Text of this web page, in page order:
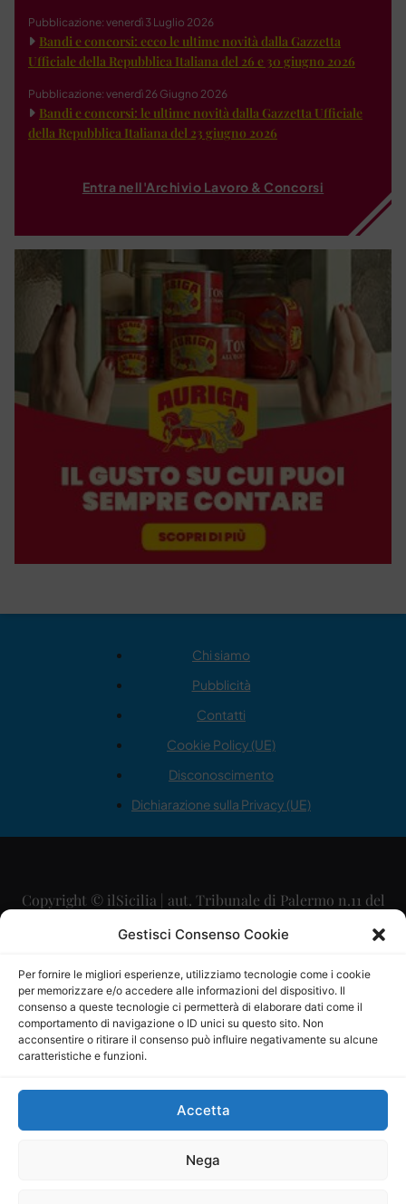
Gestisci Consenso Cookie
Per fornire le migliori esperienze, utilizziamo tecnologie come i cookie
per memorizzare e/o accedere alle informazioni del dispositivo. Il
consenso a queste tecnologie ci permetterà di elaborare dati come il
comportamento di navigazione o ID unici su questo sito. Non
acconsentire o ritirare il consenso può influire negativamente su alcune
caratteristiche e funzioni.
Accetta
Nega
Pubblicazione: venerdì 3 Luglio 2026
Bandi e concorsi: ecco le ultime novità dalla Gazzetta
Ufficiale della Repubblica Italiana del 26 e 30 giugno 2026
Pubblicazione: venerdì 26 Giugno 2026
Bandi e concorsi: le ultime novità dalla Gazzetta Ufficiale
della Repubblica Italiana del 23 giugno 2026
Entra nell'Archivio Lavoro & Concorsi
Chi siamo
Pubblicità
Contatti
Cookie Policy (UE)
Disconoscimento
Dichiarazione sulla Privacy (UE)
Copyright © ilSicilia | aut. Tribunale di Palermo n.11 del
29/09/2015
Direttore Editoriale: Maurizio Scaglione
Direttore Responsabile: Maria Calabrese
P.IVA: 06334930820
Mercurio Comunicazione Società Cooperativa a r.l. è
iscritta al Registro degli Operatori di Comunicazione al